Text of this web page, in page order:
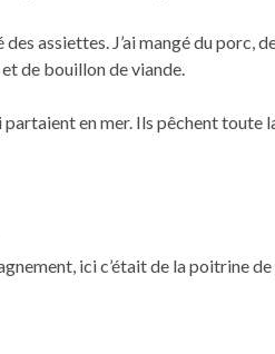
assiettes. J’ai mangé du porc,
de bouillon de viande.
en mer. Ils pêchent toute
ici c’était de la poitrine